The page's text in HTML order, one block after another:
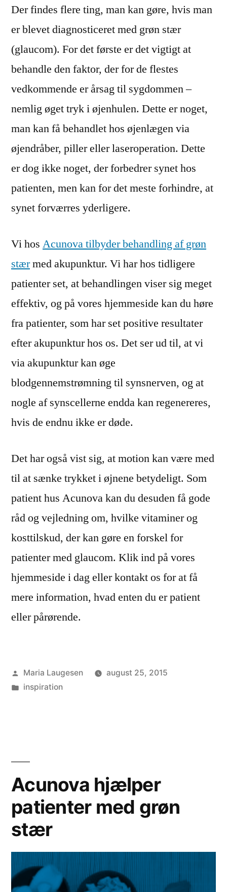
Der findes flere ting, man kan gøre, hvis man
er blevet diagnosticeret med grøn stær
(glaucom). For det første er det vigtigt at
behandle den faktor, der for de flestes
vedkommende er årsag til sygdommen –
nemlig øget tryk i øjenhulen. Dette er noget,
man kan få behandlet hos øjenlægen via
øjendråber, piller eller laseroperation. Dette
er dog ikke noget, der forbedrer synet hos
patienten, men kan for det meste forhindre, at
synet forværres yderligere.
Vi hos Acunova tilbyder behandling af grøn
stærmed akupunktur. Vi har hos tidligere
patienter set, at behandlingen viser sig meget
effektiv, og på vores hjemmeside kan du høre
fra patienter, som har set positive resultater
efter akupunktur hos os. Det ser ud til, at vi
via akupunktur kan øge
blodgennemstrømning til synsnerven, og at
nogle af synscellerne endda kan regenereres,
hvis de endnu ikke er døde.
Det har også vist sig, at motion kan være med
til at sænke trykket i øjnene betydeligt. Som
patient hus Acunova kan du desuden få gode
råd og vejledning om, hvilke vitaminer og
kosttilskud, der kan gøre en forskel for
patienter med glaucom. Klik ind på vores
hjemmeside i dag eller kontakt os for at få
mere information, hvad enten du er patient
eller pårørende.
Posted
by
Maria Laugesen
august 25, 2015
Posted
inspiration
Acunova hjælper
patienter med grøn
stær